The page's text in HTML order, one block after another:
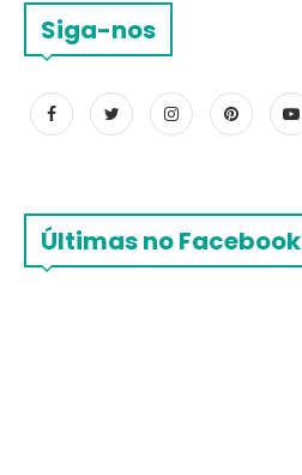
Siga-nos
Últimas no Facebook